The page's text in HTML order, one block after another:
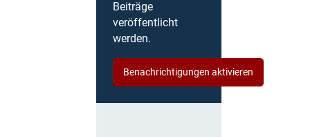
Beiträge
veröffentlicht
werden.
Benachrichtigungen aktivieren